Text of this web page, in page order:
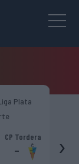
Plata
CP Tordera
- ›